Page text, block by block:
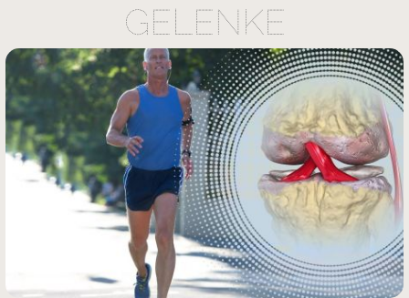
GELENKE